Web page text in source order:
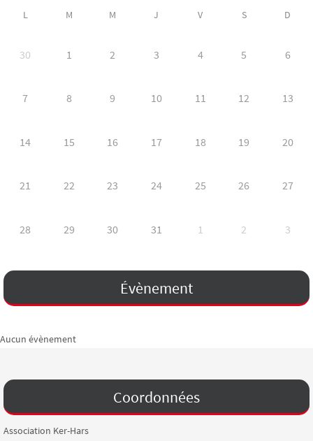
L M M J V S D
30 1 2 3 4 5 6
7 8 9 10 11 12 13
14 15 16 17 18 19 20
21 22 23 24 25 26 27
28 29 30 31 1 2 3
Évènement
Aucun évènement
Coordonnées
Association Ker-Hars